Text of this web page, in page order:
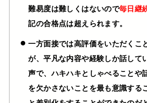
難易度は難しくはないので毎日継
記の合格点は超えられます。
一方面接では高評価をいただくこ
が、平凡な内容や経験しか話して
声で、ハキハキとしゃべることや
を欠かさないことを最も意識する